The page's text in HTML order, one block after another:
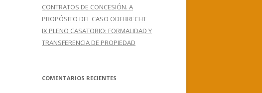
CONTRATOS DE CONCESIÓN. A
PROPÓSITO DEL CASO ODEBRECHT
IX PLENO CASATORIO: FORMALIDAD Y
TRANSFERENCIA DE PROPIEDAD
COMENTARIOS RECIENTES